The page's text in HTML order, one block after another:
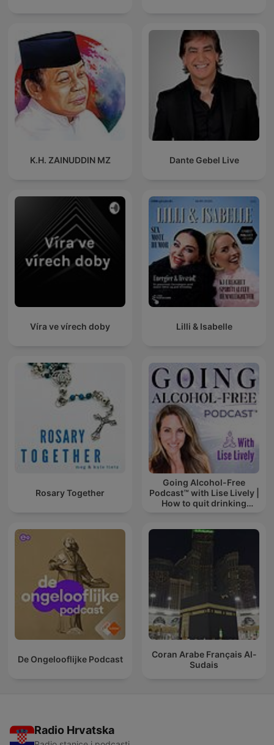
K.H. ZAINUDDIN MZ Dante Gebel Live
Víra ve vírech doby Lilli & Isabelle
Rosary Together
Going Alcohol-Free
Podcast™ with Lise Lively |
How to quit drinking
De Ongelooflijke Podcast
Coran Arabe Français Al-
Sudais
Radio Hrvatska